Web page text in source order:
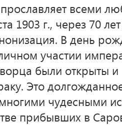
всеми
1903 г., через 70
В день
участии
были открыты
Это
чудесными
прибывших в